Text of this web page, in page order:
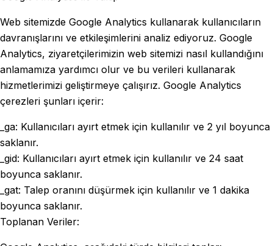
Web sitemizde Google Analytics kullanarak kullanıcıların
davranışlarını ve etkileşimlerini analiz ediyoruz. Google
Analytics, ziyaretçilerimizin web sitemizi nasıl kullandığını
anlamamıza yardımcı olur ve bu verileri kullanarak
hizmetlerimizi geliştirmeye çalışırız. Google Analytics
çerezleri şunları içerir:
_ga: Kullanıcıları ayırt etmek için kullanılır ve 2 yıl boyunca
saklanır.
_gid: Kullanıcıları ayırt etmek için kullanılır ve 24 saat
boyunca saklanır.
_gat: Talep oranını düşürmek için kullanılır ve 1 dakika
boyunca saklanır.
Toplanan Veriler: